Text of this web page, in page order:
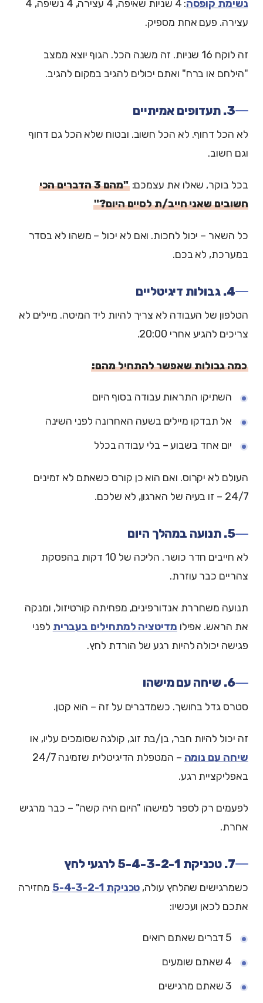
נשימת קופסה
: 4 שניות שאיפה, 4 עצירה, 4 נשיפה, 4
עצירה. פעם אחת מספיק.
זה לוקח 16 שניות. זה משנה הכל. הגוף יוצא ממצב
"הילחם או ברח" ואתם יכולים להגיב במקום להגיב.
3. תעדופים אמיתיים
לא הכל דחוף. לא הכל חשוב. ובטוח שלא הכל גם דחוף
וגם חשוב.
בכל בוקר, שאלו את עצמכם:
"מהם 3 הדברים הכי
חשובים שאני חייב/ת לסיים היום?"
כל השאר – יכול לחכות. ואם לא יכול – משהו לא בסדר
במערכת, לא בכם.
4. גבולות דיגיטליים
הטלפון של העבודה לא צריך להיות ליד המיטה. מיילים לא
צריכים להגיע אחרי 20:00.
כמה גבולות שאפשר להתחיל מהם:
השתיקו התראות עבודה בסוף היום
אל תבדקו מיילים בשעה האחרונה לפני השינה
יום אחד בשבוע – בלי עבודה בכלל
העולם לא יקרוס. ואם הוא כן קורס כשאתם לא זמינים
24/7 – זו בעיה של הארגון, לא שלכם.
5. תנועה במהלך היום
לא חייבים חדר כושר. הליכה של 10 דקות בהפסקת
צהריים כבר עוזרת.
תנועה משחררת אנדורפינים, מפחיתה קורטיזול, ומנקה
את הראש. אפילו מדיטציה למתחילים בעברית לפני
פגישה יכולה להיות רגע של הורדת לחץ.
6. שיחה עם מישהו
סטרס גדל בחושך. כשמדברים על זה – הוא קטן.
זה יכול להיות חבר, בן/בת זוג, קולגה שסומכים עליו, או
שיחה עם נומה
– המטפלת הדיגיטלית שזמינה 24/7
באפליקציית רגע.
לפעמים רק לספר למישהו "היום היה קשה" – כבר מרגיש
אחרת.
7. טכניקת 5-4-3-2-1 לרגעי לחץ
כשמרגישים שהלחץ עולה, טכניקת 5-4-3-2-1
מחזירה
אתכם לכאן ועכשיו:
5 דברים שאתם רואים
4 שאתם שומעים
3 שאתם מרגישים